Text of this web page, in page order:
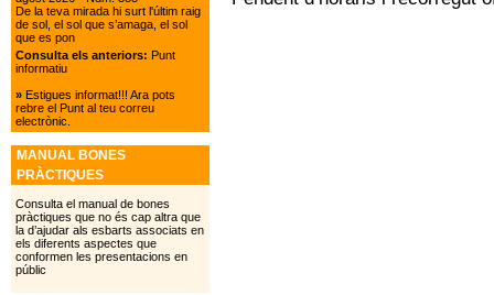
De la teva mirada hi surt l'últim raig
de sol, el sol que s’amaga, el sol
que es pon
Consulta els anteriors: Punt
informatiu
»Estigues informat!!! Ara pots
rebre el Punt al teu correu
electrònic.
MANUAL BONES
PRÀCTIQUES
Consulta el manual de bones
pràctiques que no és cap altra que
la d’ajudar als esbarts associats en
els diferents aspectes que
conformen les presentacions en
públic